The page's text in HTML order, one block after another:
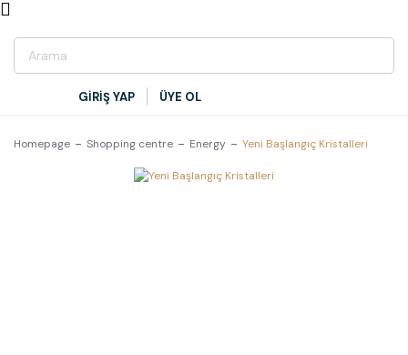
GİRİŞ YAP ÜYE OL
Homepage Shopping centre Energy Yeni Başlangıç Kristalleri